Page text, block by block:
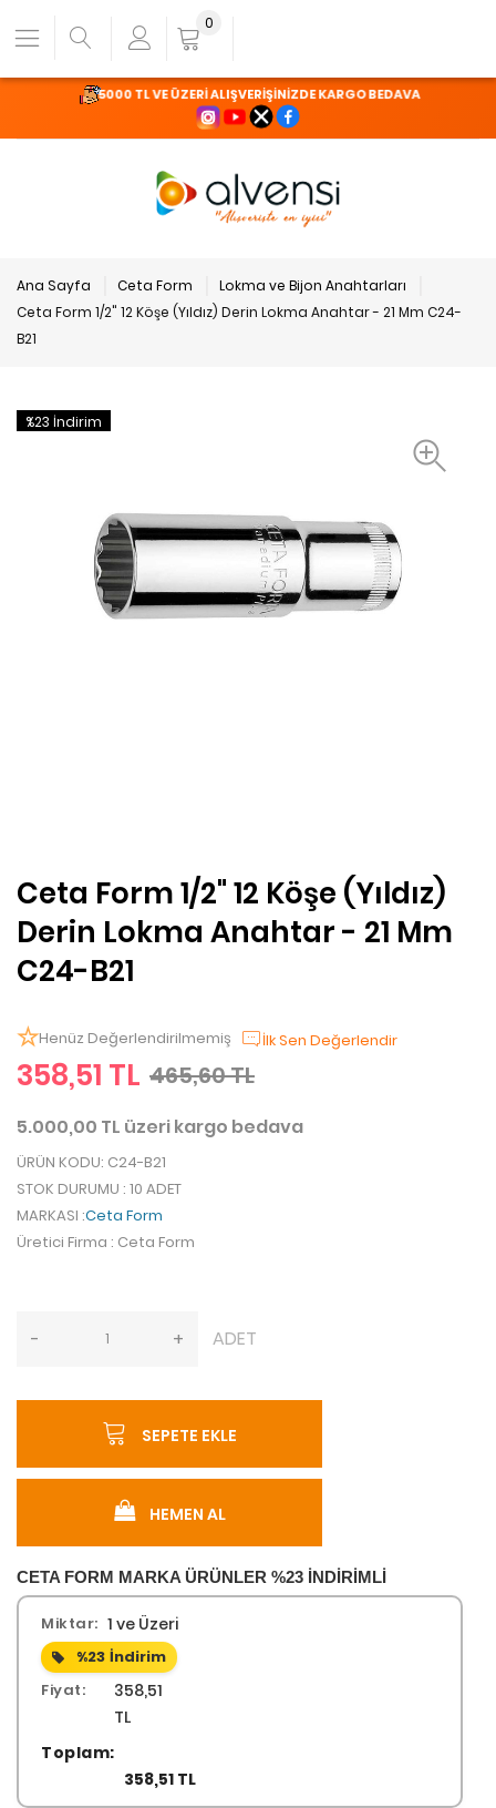
5000 TL VE ÜZERİ ALIŞVERİŞİNİZDE KARGO BEDAVA
0
Ana Sayfa Ceta Form
Lokma ve Bijon Anahtarları
Ceta Form 1/2" 12 Köşe (Yıldız) Derin Lokma Anahtar - 21 Mm C24-
B21
Ceta Form 1/2" 12 Köşe (Yıldız)
Derin Lokma Anahtar - 21 Mm
C24-B21
Henüz Değerlendirilmemiş İlk Sen Değerlendir
358,51 TL 465,60 TL
5.000,00 TL üzeri kargo bedava
ÜRÜN KODU: C24-B21
STOK DURUMU : 10 ADET
MARKASI :Ceta Form
Üretici Firma : Ceta Form
- + ADET
SEPETE EKLE
HEMEN AL
CETA FORM MARKA ÜRÜNLER %23 İNDİRİMLİ
Miktar: 1 ve Üzeri
%23 İndirim
Fiyat:
358,51
TL
Toplam:
358,51 TL
%23 İndirim